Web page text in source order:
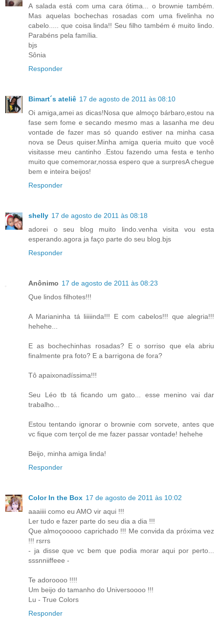
A salada está com uma cara ótima... o brownie também.
Mas aquelas bochechas rosadas com uma fivelinha no
cabelo..... que coisa linda!! Seu filho também é muito lindo.
Parabéns pela família.
bjs
Sônia
Responder
Bimart´s ateliê 17 de agosto de 2011 às 08:10
Oi amiga,amei as dicas!Nosa que almoço bárbaro,estou na
fase sem fome e secando mesmo mas a lasanha me deu
vontade de fazer mas só quando estiver na minha casa
nova se Deus quiser.Minha amiga queria muito que você
visitasse meu cantinho .Estou fazendo uma festa e tenho
muito que comemorar,nossa espero que a surpresA chegue
bem e inteira beijos!
Responder
shelly 17 de agosto de 2011 às 08:18
adorei o seu blog muito lindo.venha visita vou esta
esperando.agora ja faço parte do seu blog.bjs
Responder
Anônimo 17 de agosto de 2011 às 08:23
Que lindos filhotes!!!
A Marianinha tá liiiiinda!!! E com cabelos!!! que alegria!!!
hehehe...
E as bochechinhas rosadas? E o sorriso que ela abriu
finalmente pra foto? E a barrigona de fora?
Tô apaixonadíssima!!!
Seu Léo tb tá ficando um gato... esse menino vai dar
trabalho...
Estou tentando ignorar o brownie com sorvete, antes que
vc fique com terçol de me fazer passar vontade! hehehe
Beijo, minha amiga linda!
Responder
Color In the Box 17 de agosto de 2011 às 10:02
aaaiiii como eu AMO vir aqui !!!
Ler tudo e fazer parte do seu dia a dia !!!
Que almoçooooo caprichado !!! Me convida da próxima vez
!!! rsrrs
- ja disse que vc bem que podia morar aqui por perto...
sssnniiffeee -
Te adoroooo !!!!
Um beijo do tamanho do Universoooo !!!
Lu - True Colors
Responder